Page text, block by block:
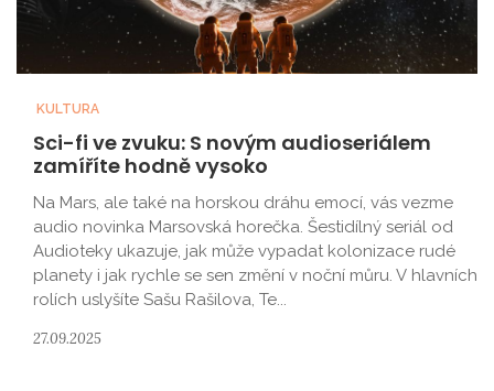
KULTURA
Sci-fi ve zvuku: S novým audioseriálem
zamíříte hodně vysoko
Na Mars, ale také na horskou dráhu emocí, vás vezme
audio novinka Marsovská horečka. Šestidílný seriál od
Audioteky ukazuje, jak může vypadat kolonizace rudé
planety i jak rychle se sen změní v noční můru. V hlavních
rolích uslyšíte Sašu Rašilova, Te...
27.09.2025